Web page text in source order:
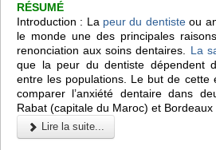
RÉSUMÉ
Introduction : La peur du dentisteou
le monde une des principales
renonciation aux soins dentaires. La
que la peur du dentiste dépendent
entre les populations. Le but de cette
comparer l’anxiété dentaire dans
Rabat (capitale du Maroc) et
Lire la suite...